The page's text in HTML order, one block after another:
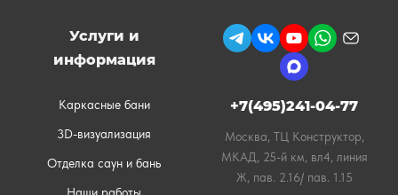
Услуги и
информация
Каркасные бани
3D-визуализация
Отделка саун и бань
+7(495)241-04-77
Москва, ТЦ Конструктор,
МКАД, 25-й км, вл4, линия
Ж, пав. 2.16/ пав. 1.15